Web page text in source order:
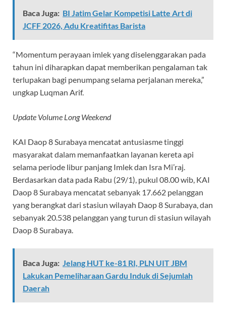
Baca Juga: BI Jatim Gelar Kompetisi Latte Art di
JCFF 2026, Adu Kreatifitas Barista
“Momentum perayaan imlek yang diselenggarakan pada
tahun ini diharapkan dapat memberikan pengalaman tak
terlupakan bagi penumpang selama perjalanan mereka,”
ungkap Luqman Arif.
Update Volume Long Weekend
KAI Daop 8 Surabaya mencatat antusiasme tinggi
masyarakat dalam memanfaatkan layanan kereta api
selama periode libur panjang Imlek dan Isra Mi’raj.
Berdasarkan data pada Rabu (29/1), pukul 08.00 wib, KAI
Daop 8 Surabaya mencatat sebanyak 17.662 pelanggan
yang berangkat dari stasiun wilayah Daop 8 Surabaya, dan
sebanyak 20.538 pelanggan yang turun di stasiun wilayah
Daop 8 Surabaya.
Baca Juga: Jelang HUT ke-81 RI, PLN UIT JBM
Lakukan Pemeliharaan Gardu Induk di Sejumlah
Daerah